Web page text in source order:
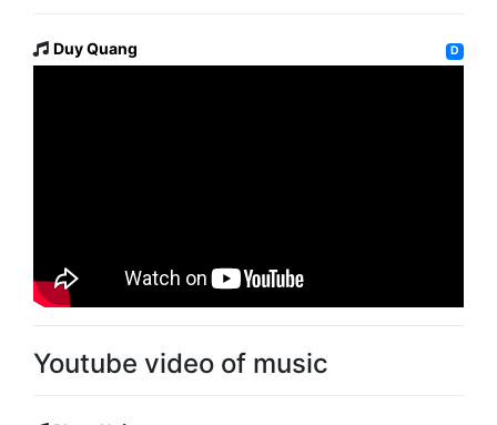
Duy Quang D
Youtube video of music